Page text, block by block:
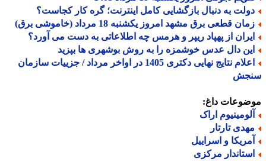
به دنبال بازگشایی کامل اینترنت؛ گره کار کجاست؟
قطعی برق مشهد امروز یکشنبه 18 مرداد (خاموشی برق)
از پهپاد ریپر و هرمس چه اطلاعاتی به دست می آورد؟
دال عدس خوشمزه را به روش بوشهری ها بپزید
اعلام نتایج نهایی دکتری 1405 در اواخر مرداد / جزییات سازمان
داغ:
اراک
تارتار
و اسراییل
مرکزی